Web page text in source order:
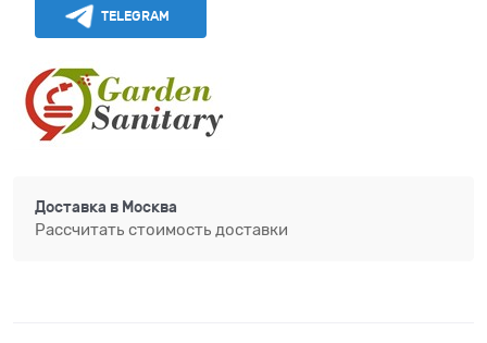
TELEGRAM
Доставка в Москва
Рассчитать стоимость доставки